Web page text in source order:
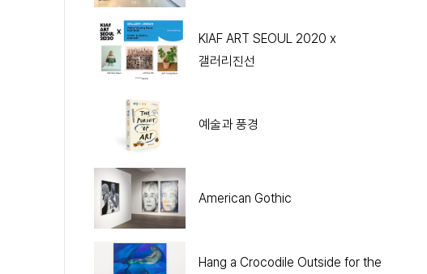
KIAF ART SEOUL 2020 x
갤러리진선
예술과 풍경
American Gothic
Hang a Crocodile Outside for the